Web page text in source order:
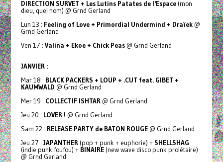
DIRECTION SURVET + Les Lutins Patates de l'Espace(mon
dieu, quel nom) @ Grnd Gerland
Lun 13 : Feeling of Love + Primordial Undermind + Draïek@
Grnd Gerland
Ven 17 : Valina + Ekoe + Chick Peas@ Grnd Gerland
JANVIER :
Mar 18 : BLACK PACKERS + LOUP + .CUT feat. GIBET +
KAUMWALD @ Grnd Gerland
Mer 19 : COLLECTIF ISHTAR @ Grnd Gerland
Jeu 20 : LOVER ! @ Grnd Gerland
Sam 22 : RELEASE PARTY de BATON ROUGE @ Grnd Gerland
Jeu 27 : JAPANTHER(pop + punk + euphorie) + SHELLSHAG
(indie punk foufou) + BINAIRE(new wave disco punk prolétaire)
@ Grnd Gerland